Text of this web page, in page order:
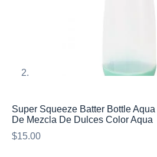
Super Squeeze Batter Bottle
De Mezcla De Dulces Color Aqua
$15.00